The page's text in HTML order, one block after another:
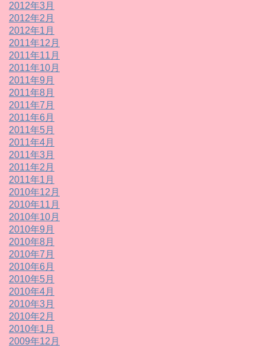
2012年3月
2012年2月
2012年1月
2011年12月
2011年11月
2011年10月
2011年9月
2011年8月
2011年7月
2011年6月
2011年5月
2011年4月
2011年3月
2011年2月
2011年1月
2010年12月
2010年11月
2010年10月
2010年9月
2010年8月
2010年7月
2010年6月
2010年5月
2010年4月
2010年3月
2010年2月
2010年1月
2009年12月